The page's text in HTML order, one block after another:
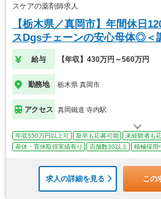
スケアの薬剤師求人
【栃木県／真岡市】年間休日
スDgsチェーンの安心母体◎＜
給与 【年収】430万円～560万円
勤務地 栃木県 真岡市
アクセス 真岡鐵道 寺内駅
年収550万円以上可 新卒も応募可能 未経験者も
産休・育休取得実績有り
店舗数30以上 積極採用
求人の詳細を見る この